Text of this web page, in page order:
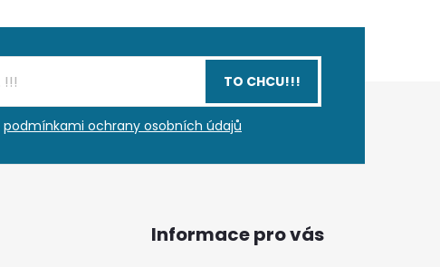
podmínkami ochrany osobních údajů
TO CHCU!!!
Informace pro vás